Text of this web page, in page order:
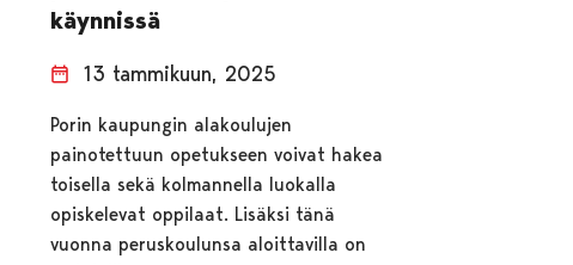
käynnissä
13 tammikuun, 2025
Porin kaupungin alakoulujen
painotettuun opetukseen voivat hakea
toisella sekä kolmannella luokalla
opiskelevat oppilaat. Lisäksi tänä
vuonna peruskoulunsa aloittavilla on